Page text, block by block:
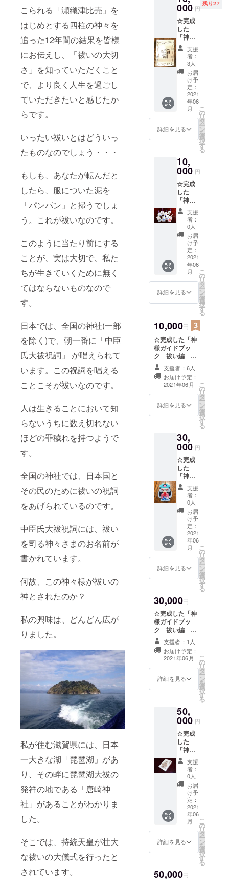
こられる「瀬織津比売」を
はじめとする四柱の神々を
追った12年間の結果を皆様
にお伝えし、「祓いの大切
さ」を知っていただくこと
で、より良く人生を過ごし
ていただきたいと感じたか
らです。
いったい祓いとはどういっ
たものなのでしょう・・・
もしも、あなたが転んだと
したら、服についた泥を
「パンパン」と掃うでしょ
う。これが祓いなのです。
このように当たり前にする
ことが、実は大切で、私た
ちが生きていくために無く
てはならないものなので
す。
日本では、全国の神社(一部
を除く)で、朝一番に「中臣
氏大祓祝詞」 が唱えられて
います。この祝詞を唱える
ことこそが祓いなのです。
人は生きることにおいて知
らないうちに数え切れない
ほどの罪穢れを持つようで
す。
全国の神社では、日本国と
その民のために祓いの祝詞
をあげられているのです。
中臣氏大祓祝詞には、祓い
を司る神々さまのお名前が
書かれています。
何故、この神々様が祓いの
神とされたのか？
私の興味は、どんどん広が
りました。
私が住む滋賀県には、日本
一大きな湖「琵琶湖」があ
り、その畔に琵琶湖大祓の
発祥の地である「唐崎神
社」があることがわかりま
した。
そこでは、持統天皇が壮大
な祓いの大儀式を行ったと
されています。
座される神
社の新嘗祭
をお手伝い
し御祭儀の
大切さを多
くの方に
知って頂く
ことが出来
ました。
そして今、
方にお届け
し御神徳の
ある幸せな
生き方をし
て頂けます
よう願いを
込めて仲間
と一緒に取
り組んでい
にどの
神様
キャラ
が届く
かはお
楽し
み！
000 円
残り27
☆完成
した
「神様
ガイド
ブッ
ク 祓
い編
～中臣
氏大祓
祝詞よ
～」
１冊 ☆
オリジ
ナル手
作りの
ニキャ
ラ焼き
つけ木
版 Ａ
５サイ
ズファ
イル
１枚
（限定
３０名
様） ※
お手元
にどの
神様
キャラ
が届く
かはお
支援
者：
3人
お届
け予
定：
2021
年06
月
詳細を見る
こ
の
リ
タ
ー
ン
を
選
択
す
る
10,
000 円
☆完成
した
「神様
ガイド
ブッ
ク 祓
い編
～中臣
氏大祓
祝詞よ
～」
１冊 ☆
オリジ
ナル神
様キャ
おり
神様
キャラ
全９枚
支援
者：
0人
お届
け予
定：
2021
年06
月
詳細を見る
こ
の
リ
タ
ー
ン
を
選
択
す
る
10,000円
☆完成した「神
様ガイドブッ
ク 祓い編 ～
中臣氏大祓祝詞
より～」 ４冊
支援者：6人
お届け予定：
2021年06月
詳細を見る
こ
の
リ
タ
ー
ン
を
選
択
す
る
30,
000 円
☆完成
した
「神様
ガイド
ブッ
ク 祓
い編
～中臣
氏大祓
祝詞よ
～」
１冊 ☆
オリジ
ナル手
作り神
キャラ
スト
ラッ
プ １
個 ※お
手元に
どの神
様キャ
ラが届
お楽し
み！
支援
者：
0人
お届
け予
定：
2021
年06
月
詳細を見る
こ
の
リ
タ
ー
ン
を
選
択
す
る
30,000円
☆完成した「神
様ガイドブッ
ク 祓い編 ～
中臣氏大祓祝詞
より～」 １２
冊
支援者：1人
お届け予定：
2021年06月
詳細を見る
こ
の
リ
タ
ー
ン
を
選
択
す
る
50,
000 円
☆完成
した
「神様
ガイド
ブッ
ク 祓
い編
～中臣
氏大祓
祝詞よ
～」
１冊 ☆
オリジ
ナル神
様キャ
作り御
朱印
支援
者：
0人
お届
け予
定：
2021
年06
月
詳細を見る
こ
の
リ
タ
ー
ン
を
選
択
す
る
50,000円